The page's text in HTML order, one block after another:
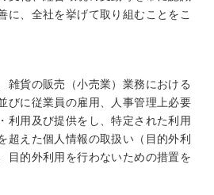
に、全社を挙げて取り組むことをこ
雑貨の販売（小売業）業務における
びに従業員の雇用、人事管理上必要
利用及び提供をし、特定された利用
超えた個人情報の取扱い（目的外利
目的外利用を行わないための措置を